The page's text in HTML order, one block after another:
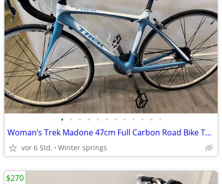
• • • • • • • • • • • •
Woman’s Trek Madone 47cm Full Carbon Road Bike Tuned Ready/Ride
vor 6 Std. Winter springs
$270